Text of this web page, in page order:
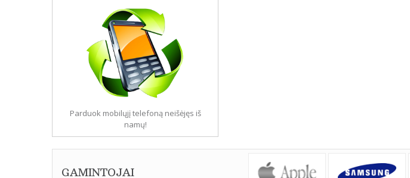
Parduok mobilųjį telefoną neišėjęs iš
namų!
GAMINTOJAI